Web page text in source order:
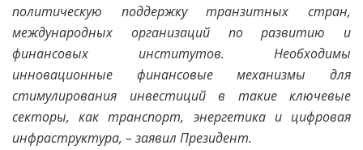
политическую поддержку транзитных стран,
международных организаций по развитию и
финансовых институтов. Необходимы
инновационные финансовые механизмы для
стимулирования инвестиций в такие ключевые
секторы, как транспорт, энергетика и цифровая
инфраструктура, – заявил Президент.